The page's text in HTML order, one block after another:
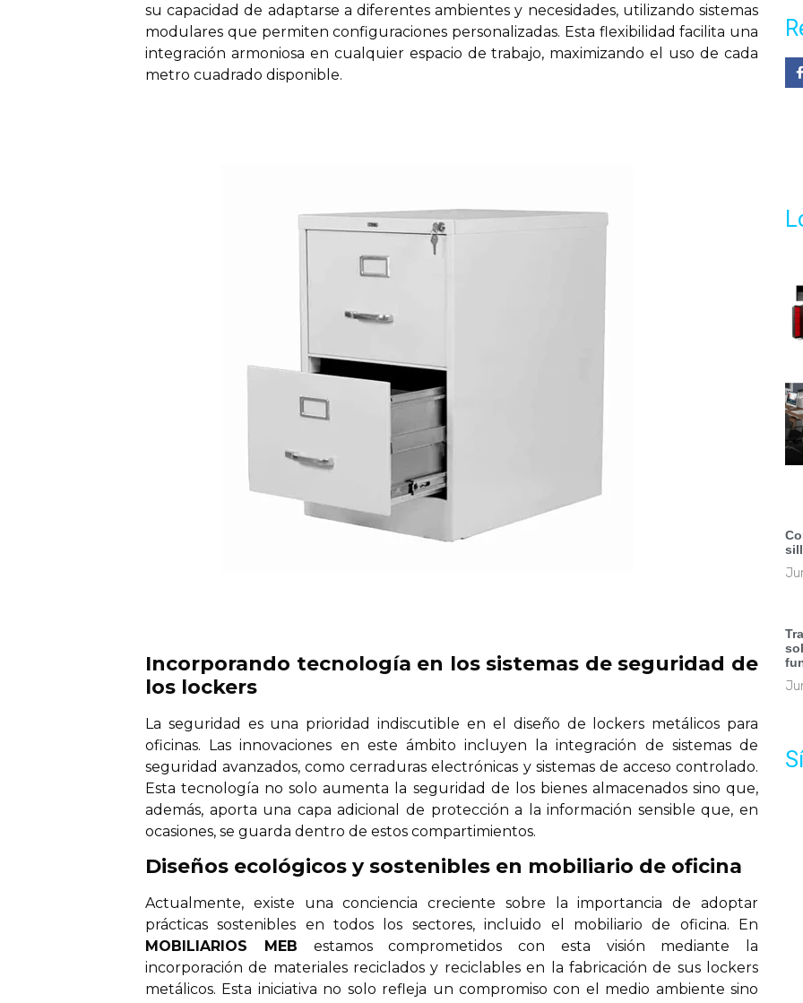
su capacidad de adaptarse a diferentes ambientes y necesidades, utilizando sistemas
modulares que permiten configuraciones personalizadas. Esta flexibilidad facilita una
integración armoniosa en cualquier espacio de trabajo, maximizando el uso de cada
metro cuadrado disponible.
Incorporando tecnología en los sistemas de seguridad de
los lockers
La seguridad es una prioridad indiscutible en el diseño de lockers metálicos para
oficinas. Las innovaciones en este ámbito incluyen la integración de sistemas de
seguridad avanzados, como cerraduras electrónicas y sistemas de acceso controlado.
Esta tecnología no solo aumenta la seguridad de los bienes almacenados sino que,
además, aporta una capa adicional de protección a la información sensible que, en
ocasiones, se guarda dentro de estos compartimientos.
Diseños ecológicos y sostenibles en mobiliario de oficina
Actualmente, existe una conciencia creciente sobre la importancia de adoptar
prácticas sostenibles en todos los sectores, incluido el mobiliario de oficina. En
MOBILIARIOS MEB estamos comprometidos con esta visión mediante la
incorporación de materiales reciclados y reciclables en la fabricación de sus lockers
metálicos. Esta iniciativa no solo refleja un compromiso con el medio ambiente sino